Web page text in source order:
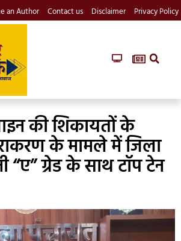
an Author Contact us Disclaimer Privacy Policy
की शिकायतों के
के मामले में जिला
ग्रेड के साथ टॉप टेन